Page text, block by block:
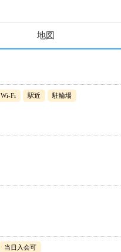
地図
Wi-Fi 駅近 駐輪場
当日入会可